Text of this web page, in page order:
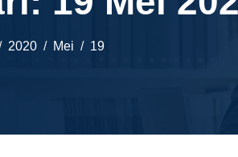
2020 Mei 19